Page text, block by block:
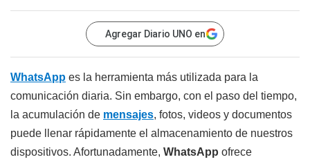
Agregar Diario UNO en
WhatsApp es la herramienta más utilizada para la
comunicación diaria. Sin embargo, con el paso del tiempo,
la acumulación de mensajes, fotos, videos y documentos
puede llenar rápidamente el almacenamiento de nuestros
dispositivos. Afortunadamente, WhatsApp ofrece